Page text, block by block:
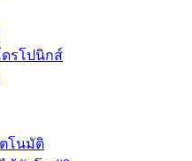
รโปนิกส์
โนมัติ